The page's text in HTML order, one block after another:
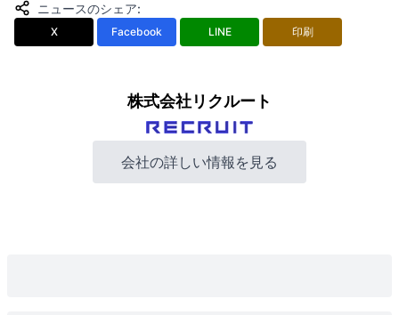
ニュースのシェア:
X Facebook LINE 印刷
株式会社リクルート
会社の詳しい情報を見る